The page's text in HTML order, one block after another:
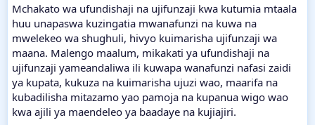
Mchakato wa ufundishaji na ujifunzaji kwa kutumia mtaala
huu unapaswa kuzingatia mwanafunzi na kuwa na
mwelekeo wa shughuli, hivyo kuimarisha ujifunzaji wa
maana. Malengo maalum, mikakati ya ufundishaji na
ujifunzaji yameandaliwa ili kuwapa wanafunzi nafasi zaidi
ya kupata, kukuza na kuimarisha ujuzi wao, maarifa na
kubadilisha mitazamo yao pamoja na kupanua wigo wao
kwa ajili ya maendeleo ya baadaye na kujiajiri.